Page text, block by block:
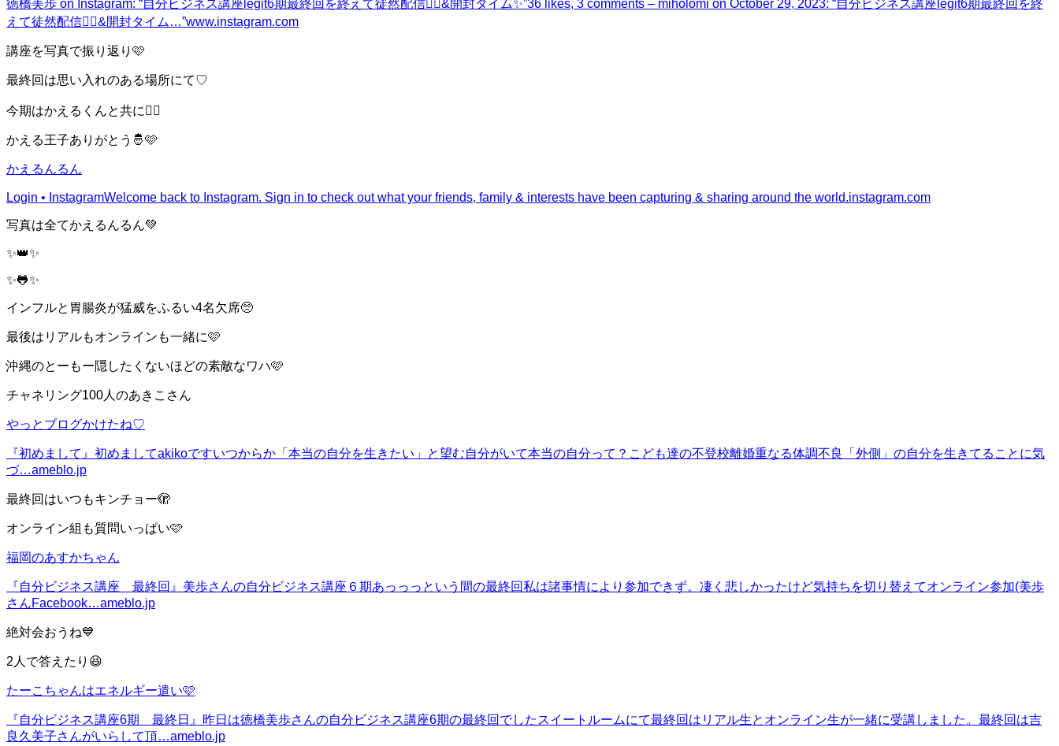
徳橋美歩 on Instagram: “自分ビジネス講座legit6期最終回を終えて徒然配信❤️‍🔥&開封タイム✨”36 likes, 3 comments – miholomi on October 29, 2023: “自分ビジネス講座legit6期最終回を終
えて徒然配信❤️‍🔥&開封タイム…”www.instagram.com
講座を写真で振り返り🩷
最終回は思い入れのある場所にて♡
今期はかえるくんと共に❤️‍🔥
かえる王子ありがとう🤴🩷
かえるんるん
Login • InstagramWelcome back to Instagram. Sign in to check out what your friends, family & interests have been capturing & sharing around the world.instagram.com
写真は全てかえるんるん💚
✨👑✨
✨🐸✨
インフルと胃腸炎が猛威をふるい4名欠席🥺
最後はリアルもオンラインも一緒に🩷
沖縄のとーもー隠したくないほどの素敵なワハ🩷
チャネリング100人のあきこさん
やっとブログかけたね♡
『初めまして』 初めましてakikoですいつからか「本当の自分を生きたい」と望む自分がいて本当の自分って？こども達の不登校離婚重なる体調不良「外側」の自分を生きてることに気
づ…ameblo.jp
最終回はいつもキンチョー🫣
オンライン組も質問いっぱい🩷
福岡のあすかちゃん
『自分ビジネス講座 最終回』 美歩さんの自分ビジネス講座６期あっっっという間の最終回私は諸事情により参加できず。凄く悲しかったけど気持ちを切り替えてオンライン参加(美歩
さんFacebook…ameblo.jp
絶対会おうね💙
2人で答えたり😆
たーこちゃんはエネルギー遣い🩷
『自分ビジネス講座6期 最終日』 昨日は徳橋美歩さんの自分ビジネス講座6期の最終回でしたスイートルームにて最終回はリアル生とオンライン生が一緒に受講しました。最終回は吉
良久美子さんがいらして頂…ameblo.jp